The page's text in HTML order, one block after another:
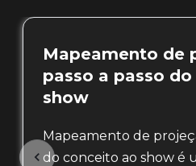
Mapeamento de
passo a passo
show
Mapeamento de
do conceito ao show é